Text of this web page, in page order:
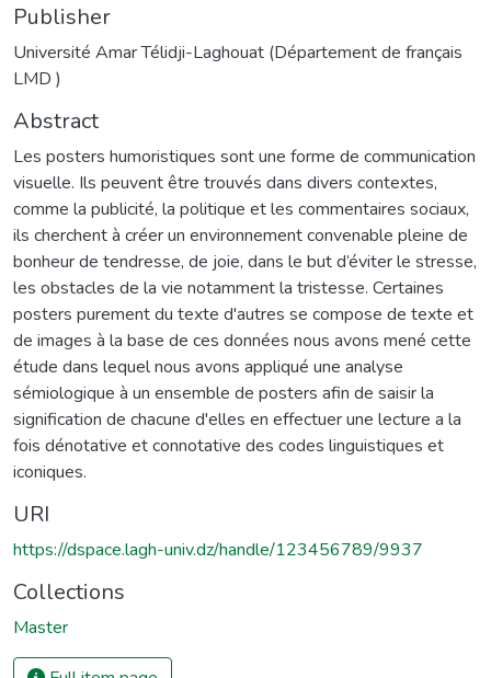
Publisher
Université Amar Télidji-Laghouat (Département de français
LMD )
Abstract
Les posters humoristiques sont une forme de communication
visuelle. Ils peuvent être trouvés dans divers contextes,
comme la publicité, la politique et les commentaires sociaux,
ils cherchent à créer un environnement convenable pleine de
bonheur de tendresse, de joie, dans le but d’éviter le stresse,
les obstacles de la vie notamment la tristesse. Certaines
posters purement du texte d'autres se compose de texte et
de images à la base de ces données nous avons mené cette
étude dans lequel nous avons appliqué une analyse
sémiologique à un ensemble de posters afin de saisir la
signification de chacune d'elles en effectuer une lecture a la
fois dénotative et connotative des codes linguistiques et
iconiques.
URI
https://dspace.lagh-univ.dz/handle/123456789/9937
Collections
Master